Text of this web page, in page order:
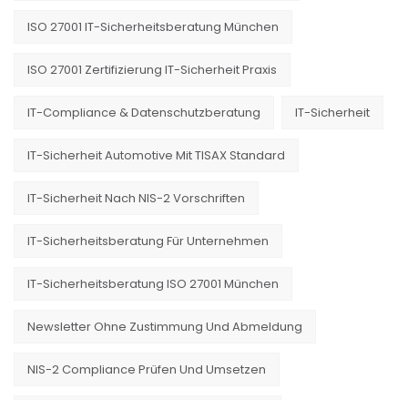
ISO 27001 IT-Sicherheitsberatung München
ISO 27001 Zertifizierung IT-Sicherheit Praxis
IT-Compliance & Datenschutzberatung IT-Sicherheit
IT-Sicherheit Automotive Mit TISAX Standard
IT-Sicherheit Nach NIS-2 Vorschriften
IT-Sicherheitsberatung Für Unternehmen
IT-Sicherheitsberatung ISO 27001 München
Newsletter Ohne Zustimmung Und Abmeldung
NIS-2 Compliance Prüfen Und Umsetzen